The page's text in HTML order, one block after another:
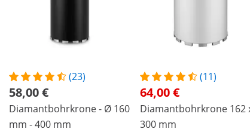
(23)
58,00 €
Diamantbohrkrone - Ø 160
mm - 400 mm
(11)
64,00 €
Diamantbohrkrone 162
300 mm